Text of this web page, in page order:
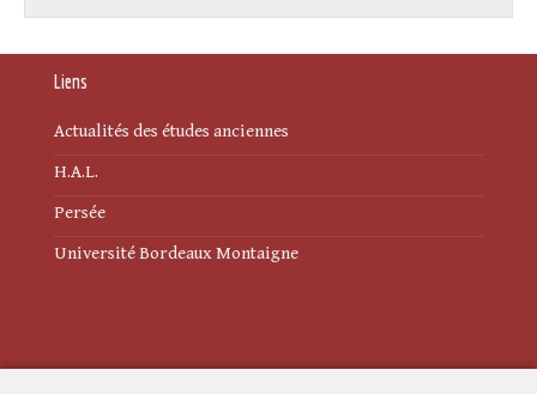
Liens
Actualités des études anciennes
H.A.L.
Persée
Université Bordeaux Montaigne